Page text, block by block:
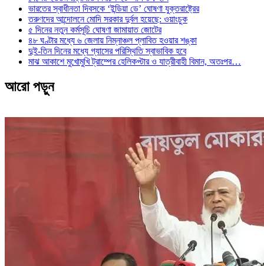
ভারতের স্বাধীনতা দিবসকে ‘ইন্ডিয়া ডে’ ঘোষণা যুক্তরাষ্ট্রের
তরুণদের আন্দোলনে মোদি সরকার দুর্বল হয়েছে: ওয়াংচুক
৫ দিনের নতুন কর্মসূচি ঘোষণা জামায়াত জোটের
৪৮ ঘণ্টার মধ্যে ৬ জেলায় নিম্নাঞ্চল প্লাবিত হওয়ার শঙ্কা
দুই-তিন দিনের মধ্যে গ্যাসের পরিস্থিতি স্বাভাবিক হবে
মাঝ আকাশে মুখোমুখি ট্রাম্পের হেলিকপ্টার ও যাত্রীবাহী বিমান, অতঃপর…
আরো পড়ুন